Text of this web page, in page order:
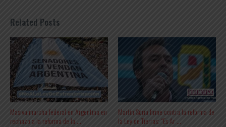
Related Posts
Masiva marcha federal en Argentina en
rechazo a la reforma de la ...
Martín Soria firme contra la reforma de
la Ley de Tierras: “Es Ar ...